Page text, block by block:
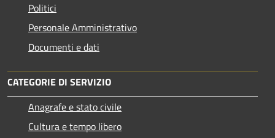
Politici
Personale Amministrativo
Documenti e dati
CATEGORIE DI SERVIZIO
Anagrafe e stato civile
Cultura e tempo libero